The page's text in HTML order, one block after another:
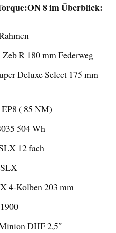
8 im Überblick:
Zeb R 180 mm Federweg
Deluxe Select 175 mm
EP8 ( 85 NM)
504 Wh
12 fach
4-Kolben 203 mm
DHF 2,5″